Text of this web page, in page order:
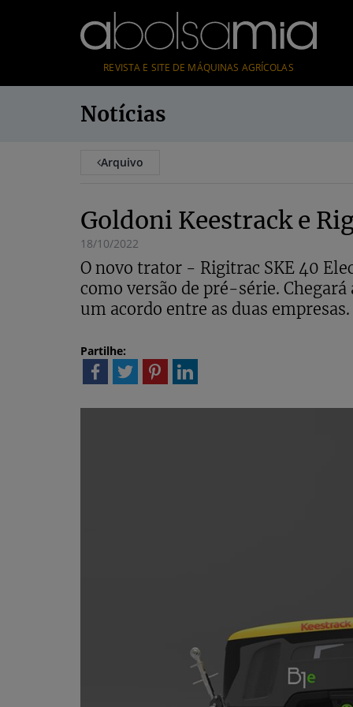
REVISTA E SITE DE MÁQUINAS AGRÍCOLAS
Notícias
Arquivo
Goldoni Keestrack e
18/10/2022
O novo trator - Rigitrac SKE 40
como versão de pré-série.
um acordo entre as duas empresas.
Partilhe: